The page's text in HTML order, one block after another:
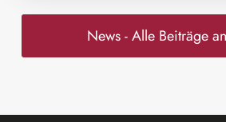
News - Alle Beiträge